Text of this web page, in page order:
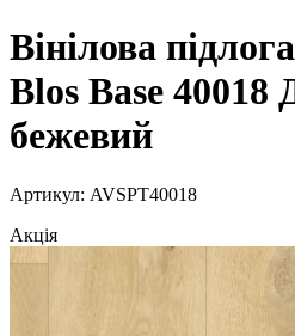
Вінілова
Blos Base 40018
бежевий
Артикул: AVSPT40018
Акція